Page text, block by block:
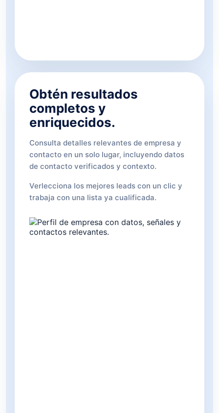
Obtén resultados
completos y
enriquecidos.
Consulta detalles relevantes de empresa y
contacto en un solo lugar, incluyendo datos
de contacto verificados y contexto.
Verlecciona los mejores leads con un clic y
trabaja con una lista ya cualificada.